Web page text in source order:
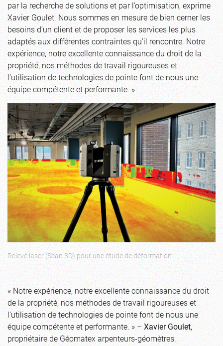
par la recherche de solutions et par l’optimisation, exprime
Xavier Goulet. Nous sommes en mesure de bien cerner les
besoins d’un client et de proposer les services les plus
adaptés aux différentes contraintes qu’il rencontre. Notre
expérience, notre excellente connaissance du droit de la
propriété, nos méthodes de travail rigoureuses et
l’utilisation de technologies de pointe font de nous une
équipe compétente et performante. »
Relevé laser (Scan 3D) pour une étude de déformation
« Notre expérience, notre excellente connaissance du droit
de la propriété, nos méthodes de travail rigoureuses et
l’utilisation de technologies de pointe font de nous une
équipe compétente et performante. » – Xavier Goulet,
propriétaire de Géomatex arpenteurs-géomètres.